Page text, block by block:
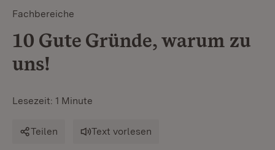
Fachbereiche
10 Gute Gründe, warum zu
uns!
Lesezeit: 1 Minute
Teilen Text vorlesen